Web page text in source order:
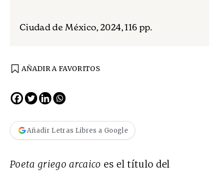
Ciudad de México, 2024, 116 pp.
AÑADIR A FAVORITOS
Añadir Letras Libres a Google
Poeta griego arcaico es el título del